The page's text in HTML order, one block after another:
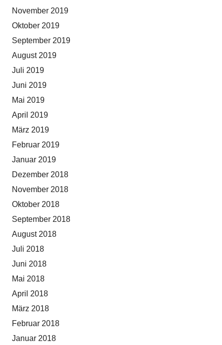
November 2019
Oktober 2019
September 2019
August 2019
Juli 2019
Juni 2019
Mai 2019
April 2019
März 2019
Februar 2019
Januar 2019
Dezember 2018
November 2018
Oktober 2018
September 2018
August 2018
Juli 2018
Juni 2018
Mai 2018
April 2018
März 2018
Februar 2018
Januar 2018